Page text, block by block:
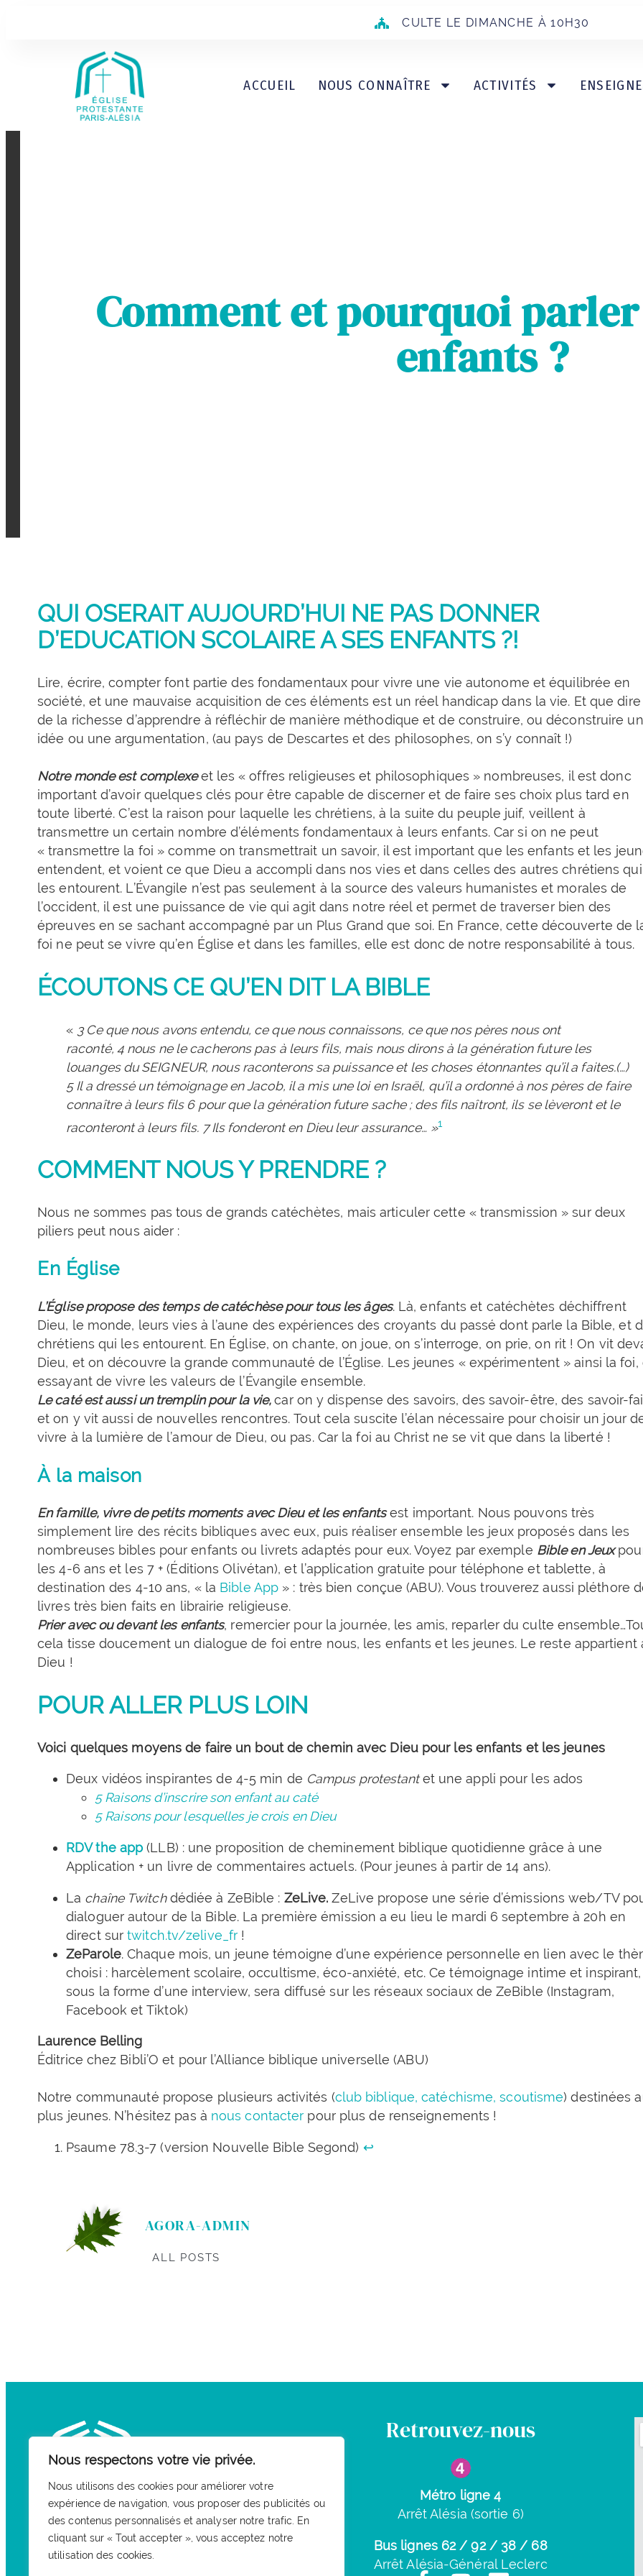
Nous respectons votre vie privée.
Nous utilisons des cookies pour améliorer votre
expérience de navigation, vous proposer des publicités ou
des contenus personnalisés et analyser notre trafic. En
cliquant sur « Tout accepter », vous acceptez notre
utilisation des cookies.
CULTE LE DIMANCHE À 10H30
ACCUEIL NOUS CONNAÎTRE ACTIVITÉS
Comment et pourquoi
enfants ?
QUI OSERAIT AUJOURD’HUI NE PAS DONNER
D’EDUCATION SCOLAIRE A SES ENFANTS ?!
Lire, écrire, compter font partie des fondamentaux pour vivre une vie autonome et équilibrée en
société, et une mauvaise acquisition de ces éléments est un réel handicap dans la vie. Et que dire
de la richesse d’apprendre à réfléchir de manière méthodique et de construire, ou déconstruire
idée ou une argumentation, (au pays de Descartes et des philosophes, on s’y connaît !)
Notre monde est complexeet les « offres religieuses et philosophiques » nombreuses, il est donc
important d’avoir quelques clés pour être capable de discerner et de faire ses choix plus tard en
toute liberté. C’est la raison pour laquelle les chrétiens, à la suite du peuple juif, veillent à
transmettre un certain nombre d’éléments fondamentaux à leurs enfants. Car si on ne peut
« transmettre la foi » comme on transmettrait un savoir, il est important que les enfants et les
entendent, et voient ce que Dieu a accompli dans nos vies et dans celles des autres chrétiens qui
les entourent. L’Évangile n’est pas seulement à la source des valeurs humanistes et morales de
l’occident, il est une puissance de vie qui agit dans notre réel et permet de traverser bien des
épreuves en se sachant accompagné par un Plus Grand que soi. En France, cette découverte de
foi ne peut se vivre qu’en Église et dans les familles, elle est donc de notre responsabilité à tous.
ÉCOUTONS CE QU’EN DIT LA BIBLE
« 3 Ce que nous avons entendu, ce que nous connaissons, ce que nos pères nous ont
raconté, 4 nous ne le cacherons pas à leurs fils, mais nous dirons à la génération future les
louanges du SEIGNEUR, nous raconterons sa puissance et les choses étonnantes qu’il a faites.(…)
5 Il a dressé un témoignage en Jacob, il a mis une loi en Israël, qu’il a ordonné à nos pères de faire
connaître à leurs fils 6 pour que la génération future sache ; des fils naîtront, ils se lèveront et le
raconteront à leurs fils. 7 Ils fonderont en Dieu leur assurance… »1
COMMENT NOUS Y PRENDRE ?
Nous ne sommes pas tous de grands catéchètes, mais articuler cette « transmission » sur deux
piliers peut nous aider :
En Église
L’Église propose des temps de catéchèse pour tous les âges. Là, enfants et catéchètes déchiffrent
Dieu, le monde, leurs vies à l’aune des expériences des croyants du passé dont parle la Bible, et
chrétiens qui les entourent. En Église, on chante, on joue, on s’interroge, on prie, on rit ! On vit
Dieu, et on découvre la grande communauté de l’Église. Les jeunes « expérimentent » ainsi la foi,
essayant de vivre les valeurs de l’Évangile ensemble.
Le caté est aussi un tremplin pour la vie,car on y dispense des savoirs, des savoir-être, des savoir-
et on y vit aussi de nouvelles rencontres. Tout cela suscite l’élan nécessaire pour choisir un jour
vivre à la lumière de l’amour de Dieu, ou pas. Car la foi au Christ ne se vit que dans la liberté !
À la maison
En famille, vivre de petits moments avec Dieu et les enfantsest important. Nous pouvons très
simplement lire des récits bibliques avec eux, puis réaliser ensemble les jeux proposés dans les
nombreuses bibles pour enfants ou livrets adaptés pour eux. Voyez par exemple Bible en Jeux
les 4-6 ans et les 7 + (Éditions Olivétan), et l’application gratuite pour téléphone et tablette, à
destination des 4-10 ans, « la Bible App » : très bien conçue (ABU). Vous trouverez aussi pléthore
livres très bien faits en librairie religieuse.
Prier avec ou devant les enfants, remercier pour la journée, les amis, reparler du culte
cela tisse doucement un dialogue de foi entre nous, les enfants et les jeunes. Le reste appartient
Dieu !
POUR ALLER PLUS LOIN
Voici quelques moyens de faire un bout de chemin avec Dieu pour les enfants et les jeunes
Deux vidéos inspirantes de 4-5 min de Campus protestantet une appli pour les ados
5 Raisons d’inscrire son enfant au caté
5 Raisons pour lesquelles je crois en Dieu
RDV the app(LLB) : une proposition de cheminement biblique quotidienne grâce à une
Application + un livre de commentaires actuels. (Pour jeunes à partir de 14 ans).
La chaîne Twitchdédiée à ZeBible : ZeLive.ZeLive propose une série d’émissions web/TV
dialoguer autour de la Bible. La première émission a eu lieu le mardi 6 septembre à 20h en
direct surtwitch.tv/zelive_fr !
ZeParole. Chaque mois, un jeune témoigne d’une expérience personnelle en lien avec le
choisi : harcèlement scolaire, occultisme, éco-anxiété, etc. Ce témoignage intime et inspirant,
sous la forme d’une interview, sera diffusé sur les réseaux sociaux de ZeBible (Instagram,
Facebook et Tiktok)
Laurence Belling
Éditrice chez Bibli’O et pour l’Alliance biblique universelle (ABU)
Notre communauté propose plusieurs activités (club biblique, catéchisme, scoutisme) destinées
plus jeunes. N’hésitez pas à nous contacter pour plus de renseignements !
Psaume 78.3-7 (version Nouvelle Bible Segond) ↩︎
AGORA-ADMIN
ALL POSTS
Église protestante
Paris-Alésia
Retrouvez-nous
Métro ligne 4
Arrêt Alésia (sortie 6)
Bus lignes 62 / 92 / 38 / 68
Arrêt Alésia-Général Leclerc